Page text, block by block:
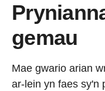
gemau
Mae gwario arian
ar-lein yn faes sy'n